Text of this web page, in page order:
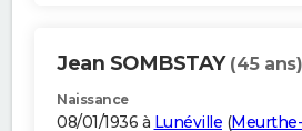
Jean SOMBSTAY (45 ans)
Naissance
08/01/1936 à Lunéville (